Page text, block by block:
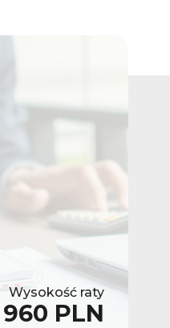
Wysokość raty
960 PLN